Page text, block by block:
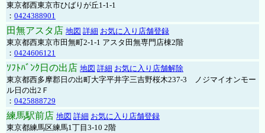
東京都西東京市ひばりが丘1-1-1
： 0424388901
田無アスタ店 地図 詳細 お気に入り店舗登録
東京都西東京市田無町2-1-1 アスタ田無専門店棟2階
： 0424606121
ｿﾌﾄﾊﾞﾝｸ日の出店 地図 詳細 お気に入り店舗解除
東京都西多摩郡日の出町大字平井字三吉野桜木237-3 ノジマイオンモー
ル日の出2Ｆ
： 0425888729
練馬駅前店 地図 詳細 お気に入り店舗登録
東京都練馬区練馬1丁目3-10 2階